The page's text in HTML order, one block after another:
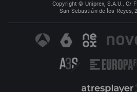
Copyright © Uniprex, S.A.U., C/
San Sebastián de los Reyes,